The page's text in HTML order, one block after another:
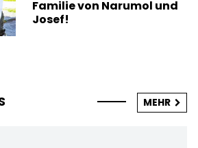
Familie von Narumol und
Josef!
MEHR